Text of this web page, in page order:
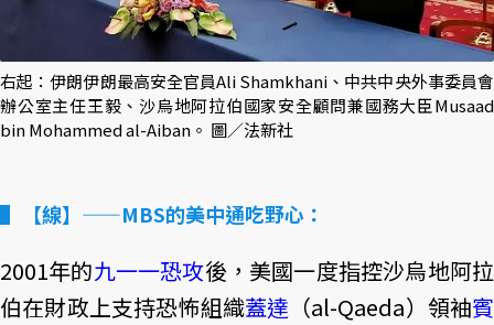
右起：伊朗伊朗最高安全官員Ali Shamkhani、中共中央外事委員會
辦公室主任王毅、沙烏地阿拉伯國家安全顧問兼國務大臣Musaad
bin Mohammed al-Aiban。 圖／法新社
【線】——MBS的美中通吃野心：
2001年的九一一恐攻後，美國一度指控沙烏地阿拉
伯在財政上支持恐怖組織蓋達 （al-Qaeda）領袖賓